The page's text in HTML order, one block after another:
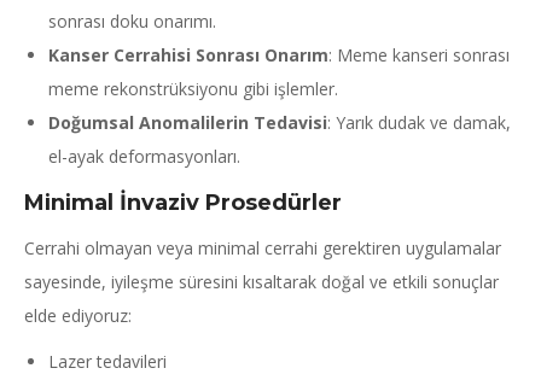
sonrası doku onarımı.
Kanser Cerrahisi Sonrası Onarım: Meme kanseri sonrası
meme rekonstrüksiyonu gibi işlemler.
Doğumsal Anomalilerin Tedavisi: Yarık dudak ve damak,
el-ayak deformasyonları.
Minimal İnvaziv Prosedürler
Cerrahi olmayan veya minimal cerrahi gerektiren uygulamalar
sayesinde, iyileşme süresini kısaltarak doğal ve etkili sonuçlar
elde ediyoruz:
Lazer tedavileri